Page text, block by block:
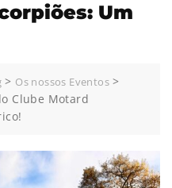
Um
> Os nossos Eventos >
Clube Motard